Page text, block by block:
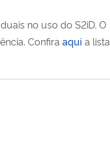
no uso do S2iD. O
Confira aqui a lista